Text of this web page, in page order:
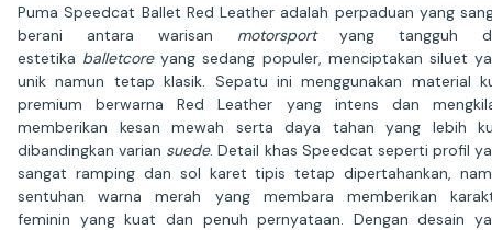
Puma Speedcat Ballet Red Leather adalah perpaduan yang
berani antara warisan motorsportyang tangguh
estetika balletcoreyang sedang populer, menciptakan siluet
unik namun tetap klasik. Sepatu ini menggunakan material
premium berwarna Red Leather yang intens dan
memberikan kesan mewah serta daya tahan yang lebih
dibandingkan varian suede. Detail khas Speedcat seperti profil
sangat ramping dan sol karet tipis tetap dipertahankan,
sentuhan warna merah yang membara memberikan
feminin yang kuat dan penuh pernyataan. Dengan desain